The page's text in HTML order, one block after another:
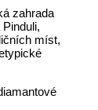
zahrada
míst,